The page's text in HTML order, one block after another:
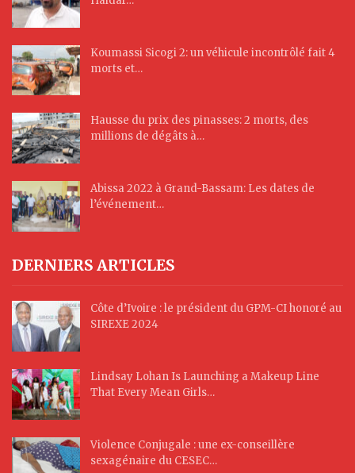
Koumassi Sicogi 2: un véhicule incontrôlé fait 4
morts et…
Hausse du prix des pinasses: 2 morts, des
millions de dégâts à…
Abissa 2022 à Grand-Bassam: Les dates de
l’événement…
DERNIERS ARTICLES
Côte d’Ivoire : le président du GPM-CI honoré au
SIREXE 2024
Lindsay Lohan Is Launching a Makeup Line
That Every Mean Girls…
Violence Conjugale : une ex-conseillère
sexagénaire du CESEC…